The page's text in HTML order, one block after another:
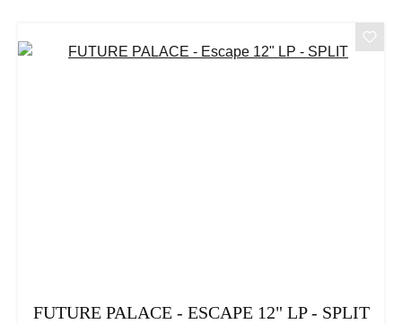
FUTURE PALACE - ESCAPE 12" LP - SPLIT